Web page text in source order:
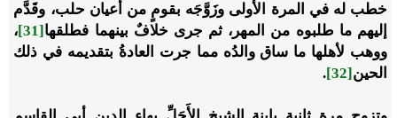
خطب له في المرة الأولى وزَوَّجَه بقومٍ من أعيان حلب، وقَدَّم
إليهم ما طلبوه من المهر، ثم جرى خلافٌ بينهما فطلقها [31]
،
ووهب لأهلها ما ساق والدُه مما جرت العادةُ بتقديمه في ذلك
الحين [32]
.